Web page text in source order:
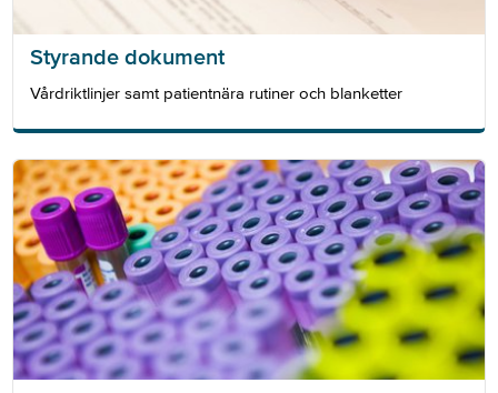
Styrande dokument
Vårdriktlinjer samt patientnära rutiner och blanketter